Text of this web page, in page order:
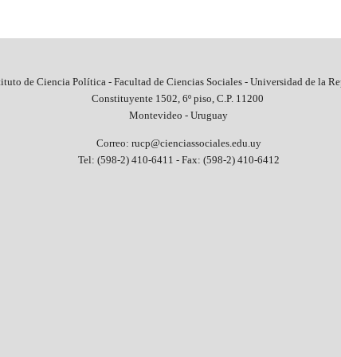
de Ciencia Política - Facultad de Ciencias Sociales - Universidad de la
Constituyente 1502, 6º piso, C.P. 11200
Montevideo - Uruguay
Correo: rucp@cienciassociales.edu.uy
Tel: (598-2) 410-6411 - Fax: (598-2) 410-6412